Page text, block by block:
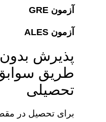
آزمون GRE
آزمون ALES
پذیرش بدون
طریق
تحصیلی
برای تحصیل در